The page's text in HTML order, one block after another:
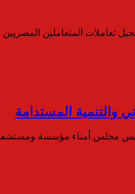
تعاملات المتعاملين
والتنمية المستدامة
ورئيس مجلس أمناء مؤسسة